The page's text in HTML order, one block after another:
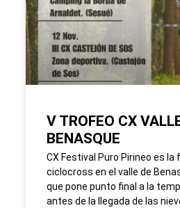
V TROFEO CX
BENASQUE
CX Festival Puro Pirineo es la
ciclocross en el valle de
que pone punto final a la
antes de la llegada de las